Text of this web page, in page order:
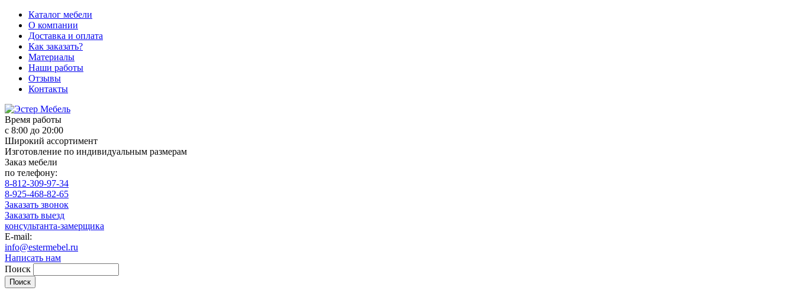
Каталог мебели
О компании
Доставка и оплата
Как заказать?
Материалы
Наши работы
Отзывы
Контакты
Время работы
с 8:00 до 20:00
Широкий ассортимент
Изготовление по индивидуальным размерам
Заказ мебели
по телефону:
8-812-309-97-34
8-925-468-82-65
Заказать звонок
Заказать выезд
консультанта-замерщика
E-mail:
info@estermebel.ru
Написать нам
Поиск